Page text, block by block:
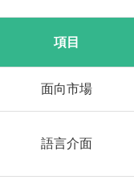
項目
面向市場
語言介面